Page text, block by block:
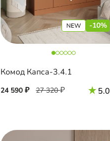
-10%
Комод Капса-3.4.1
24 590 27 320 5.0